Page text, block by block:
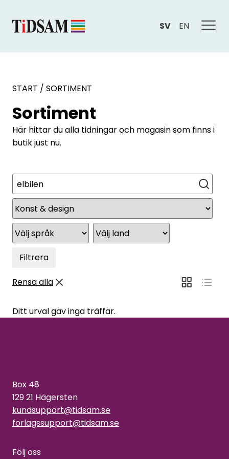
SV EN
START / SORTIMENT
Sortiment
Här hittar du alla tidningar och magasin som finns i
butik just nu.
Sök
Filtrera
Rensa alla
Ditt urval gav inga träffar.
Box 48
129 21 Hägersten
kundsupport@tidsam.se
forlagssupport@tidsam.se
Följ oss